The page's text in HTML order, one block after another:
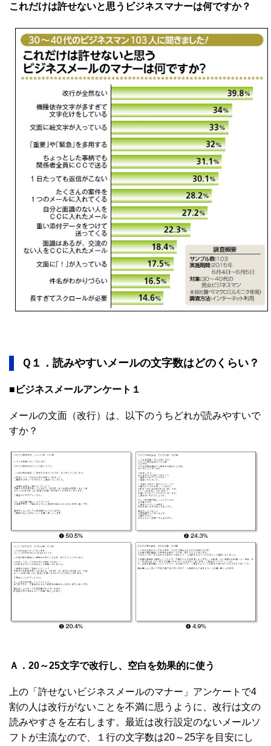
これだけは許せないと思うビジネスマナーは何ですか？
Ｑ１．読みやすいメールの文字数はどのくらい？
■ビジネスメールアンケート１
メールの文面（改行）は、以下のうちどれが読みやすいで
すか？
Ａ．20～25文字で改行し、空白を効果的に使う
上の「許せないビジネスメールのマナー」アンケートで4
割の人は改行がないことを不満に思うように、改行は文の
読みやすさを左右します。最近は改行設定のないメールソ
フトが主流なので、１行の文字数は20～25字を目安にし